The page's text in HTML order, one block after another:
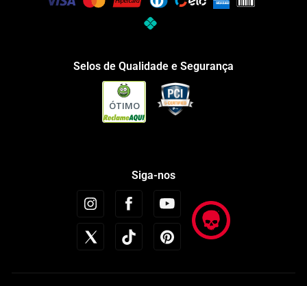
Selos de Qualidade e Segurança
ÓTIMO
Siga-nos